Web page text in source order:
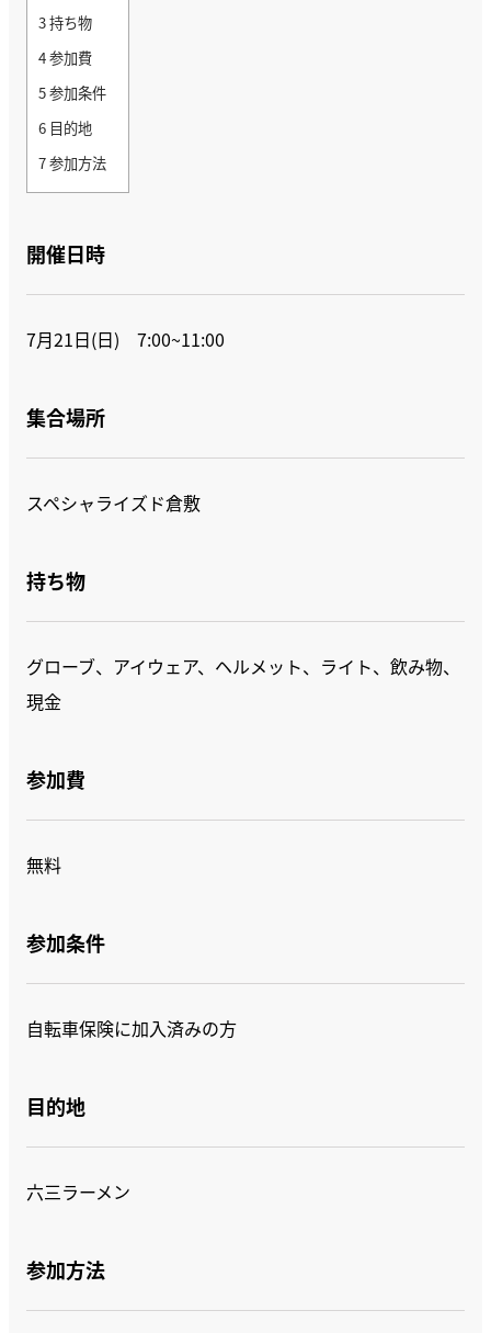
3持ち物
4参加費
5参加条件
6 目的地
7参加方法
開催日時
7月21日(日) 7:00~11:00
集合場所
スペシャライズド倉敷
持ち物
グローブ、アイウェア、ヘルメット、ライト、飲み物、
現金
参加費
無料
参加条件
自転車保険に加入済みの方
目的地
六三ラーメン
参加方法